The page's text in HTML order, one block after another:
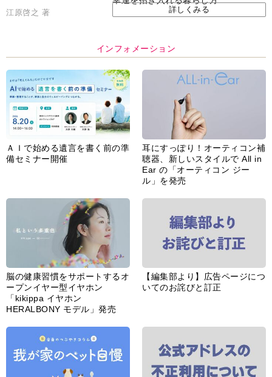
江原啓之 著 詳しくみる
インフォメーション
ＡＩで始める遺言を書く前の準
備セミナー開催
耳にすっぽり！オーティコン補
聴器、新しいスタイルで All in
Ear の「オーティコン ジー
ル」を発売
脳の健康習慣をサポートするオ
ープンイヤー型イヤホン
「kikippa イヤホン
HERALBONY モデル」発売
【編集部より】広告ページにつ
いてのお詫びと訂正